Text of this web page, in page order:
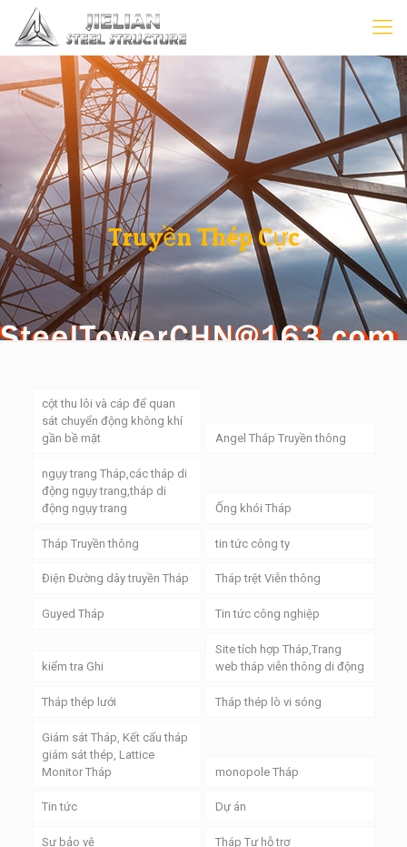
Truyền Thép Cực
cột thu lôi và cáp để quan
sát chuyển động không khí
gần bề mặt
Angel Tháp Truyền thông
ngụy trang Tháp,các tháp di
động ngụy trang,tháp di
động ngụy trang
Ống khói Tháp
Tháp Truyền thông tin tức công ty
Điện Đường dây truyền Tháp Tháp trệt Viễn thông
Guyed Tháp Tin tức công nghiệp
kiểm tra Ghi
Site tích hợp Tháp,Trang
web tháp viễn thông di động
Tháp thép lưới Tháp thép lò vi sóng
Giám sát Tháp, Kết cấu tháp
giám sát thép, Lattice
Monitor Tháp
monopole Tháp
Tin tức Dự án
Sự bảo vệ Tháp Tự hỗ trợ